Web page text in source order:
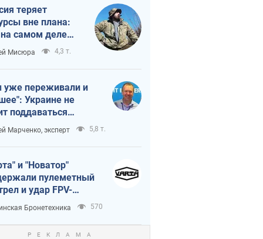
теряет
вне плана:
на самом деле
темп войны
Мисюра 4,3 т.
переживали и
Украине не
поддаваться
из-за
террора
Марченко, эксперт 5,8 т.
и "Новатор"
пулеметный
и удар FPV-
сохранив жизнь
ВСУ
Бронетехника 570